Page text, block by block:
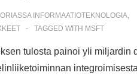
INFORMAATIOTEKNOLOGIA,
TAGGED WITH MSFT
tulosta painoi yli miljardin